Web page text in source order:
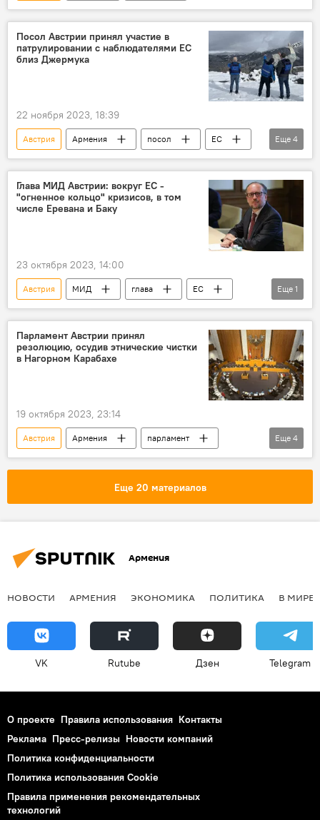
Посол Австрии принял участие в
патрулировании с наблюдателями ЕС
близ Джермука
22 ноября 2023, 18:39
Австрия Армения посол
ЕС
миссия
Джермук
Политика
Новости Армения
Еще 4
Глава МИД Австрии: вокруг ЕС -
"огненное кольцо" кризисов, в том
числе Еревана и Баку
23 октября 2023, 14:00
Австрия МИД глава
ЕС
В мире
Еще 1
Парламент Австрии принял
резолюцию, осудив этнические чистки
в Нагорном Карабахе
19 октября 2023, 23:14
Австрия Армения
парламент
резолюция
Нагорный Карабах
Еще 4
Еще 20 материалов
Армения
НОВОСТИ АРМЕНИЯ ЭКОНОМИКА ПОЛИТИКА В МИРЕ
VK Rutube Дзен Telegram
О проекте Правила использования Контакты
Реклама Пресс-релизы Новости компаний
Политика конфиденциальности
Политика использования Cookie
Правила применения рекомендательных
технологий